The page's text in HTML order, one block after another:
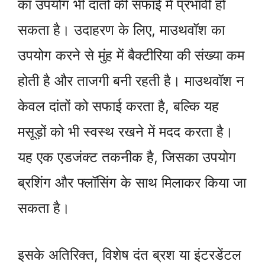
का उपयोग भी दांतों की सफाई में प्रभावी हो
सकता है। उदाहरण के लिए, माउथवॉश का
उपयोग करने से मुंह में बैक्टीरिया की संख्या कम
होती है और ताजगी बनी रहती है। माउथवॉश न
केवल दांतों को सफाई करता है, बल्कि यह
मसूड़ों को भी स्वस्थ रखने में मदद करता है।
यह एक एडजंक्ट तकनीक है, जिसका उपयोग
ब्रशिंग और फ्लॉसिंग के साथ मिलाकर किया जा
सकता है।
इसके अतिरिक्त, विशेष दंत ब्रश या इंटरडेंटल